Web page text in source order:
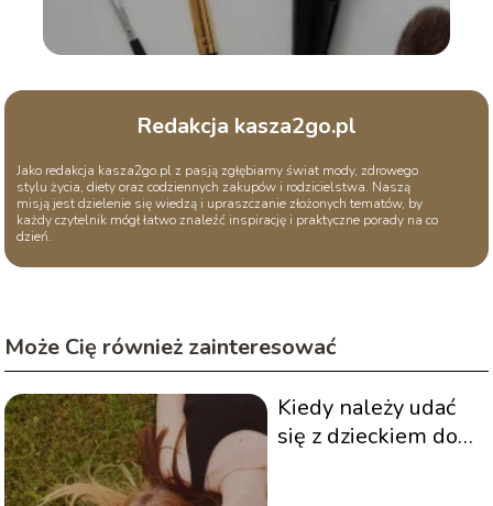
Redakcja kasza2go.pl
Jako redakcja kasza2go.pl z pasją zgłębiamy świat mody, zdrowego
stylu życia, diety oraz codziennych zakupów i rodzicielstwa. Naszą
misją jest dzielenie się wiedzą i upraszczanie złożonych tematów, by
każdy czytelnik mógł łatwo znaleźć inspirację i praktyczne porady na co
dzień.
Może Cię również zainteresować
Kiedy należy udać
się z dzieckiem do